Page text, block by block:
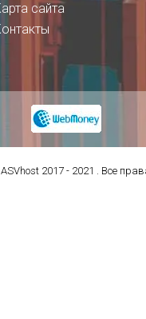
сайта
2017 - 2021 . Все